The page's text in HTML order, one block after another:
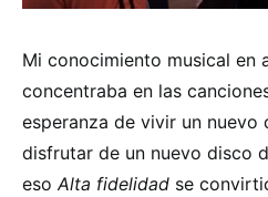
Mi conocimiento musical en
concentraba en las
esperanza de vivir un nuevo
disfrutar de un nuevo disco
eso Alta fidelidad se